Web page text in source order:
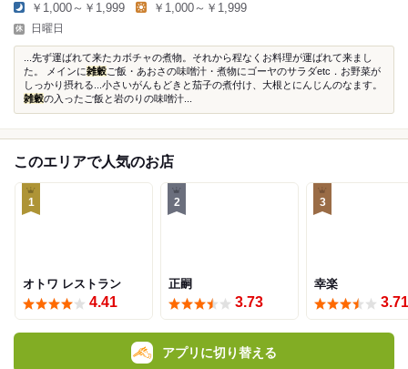
￥1,000～￥1,999 ￥1,000～￥1,999
日曜日
...先ず運ばれて来たカボチャの煮物。それから程なくお料理が運ばれて来まし
た。 メインに雑穀ご飯・あおさの味噌汁・煮物にゴーヤのサラダetc．お野菜が
しっかり摂れる...小さいがんもどきと茄子の煮付け、大根とにんじんのなます。
雑穀の入ったご飯と岩のりの味噌汁...
このエリアで人気のお店
1
オトワ レストラン
4.41
2
正嗣
3.73
3
幸楽
3.71
アプリに切り替える